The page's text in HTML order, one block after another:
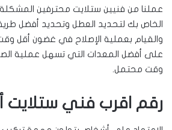
عملنا من فنيين ستلايت محترفين المشكلة
الخاص بك لتحديد العطل وتحديد أفضل
والقيام بعملية الإصلاح في غضون أقل
على أفضل المعدات التي تسهل عملية
وقت محتمل.
رقم اقرب فني ستلايت